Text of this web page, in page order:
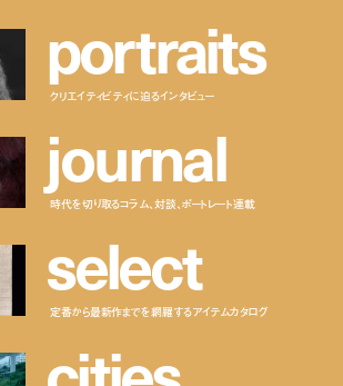
portraits
クリエイティビティに迫るインタビュー
journal
時代を切り取るコラム、対談、ポートレート連載
select
定番から最新作までを網羅するアイテムカタログ